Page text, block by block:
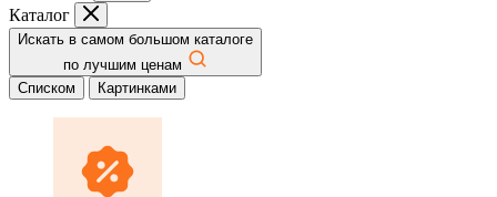
Каталог
Искать в самом большом каталоге
по лучшим ценам
Списком
Картинками